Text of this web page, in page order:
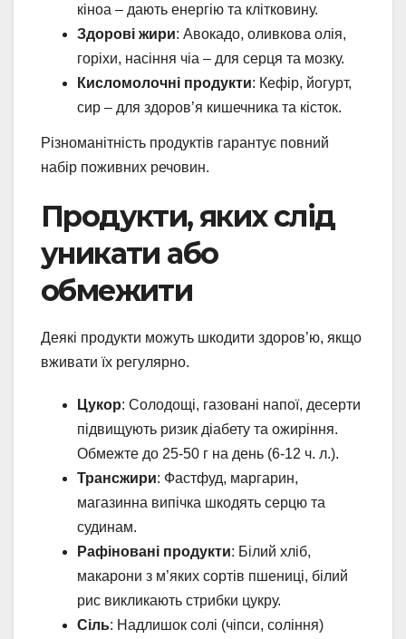
кіноа – дають енергію та клітковину.
Здорові жири: Авокадо, оливкова олія,
горіхи, насіння чіа – для серця та мозку.
Кисломолочні продукти: Кефір, йогурт,
сир – для здоров’я кишечника та кісток.
Різноманітність продуктів гарантує повний
набір поживних речовин.
Продукти, яких слід
уникати або
обмежити
Деякі продукти можуть шкодити здоров’ю, якщо
вживати їх регулярно.
Цукор: Солодощі, газовані напої, десерти
підвищують ризик діабету та ожиріння.
Обмежте до 25-50 г на день (6-12 ч. л.).
Трансжири: Фастфуд, маргарин,
магазинна випічка шкодять серцю та
судинам.
Рафіновані продукти: Білий хліб,
макарони з м’яких сортів пшениці, білий
рис викликають стрибки цукру.
Сіль: Надлишок солі (чіпси, соління)